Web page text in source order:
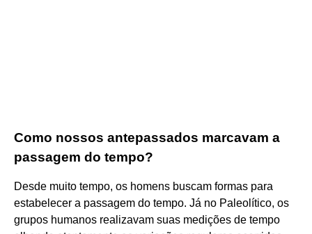
Como nossos antepassados marcavam a
passagem do tempo?
Desde muito tempo, os homens buscam formas para
estabelecer a passagem do tempo. Já no Paleolítico, os
grupos humanos realizavam suas medições de tempo